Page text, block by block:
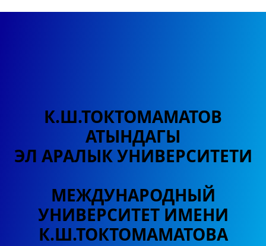
К.Ш.ТОКТОМАМАТОВ
АТЫНДАГЫ
ЭЛ АРАЛЫК УНИВЕРСИТЕТИ
МЕЖДУНАРОДНЫЙ
УНИВЕРСИТЕТ ИМЕНИ
К.Ш.ТОКТОМАМАТОВА